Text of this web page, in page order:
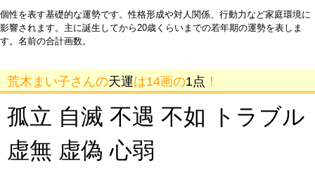
個性を表す基礎的な運勢です。性格形成や対人関係、行動力など家庭環境に
影響されます。主に誕生してから20歳くらいまでの若年期の運勢を表しま
す。名前の合計画数。
荒木まい子さんの天運は14画の1点 ！
孤立 自滅 不遇 不如 トラブル
虚無 虚偽 心弱